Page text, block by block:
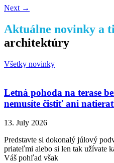
Next →
Aktuálne novinky a
architektúry
Všetky novinky
Letná pohoda na terase
nemusíte čistiť ani
13. July 2026
Predstavte si dokonalý júlový
priateľmi alebo si len tak užívate
Váš pohľad však